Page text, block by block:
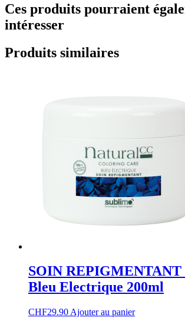
Ces produits pourraient
intéresser
Produits similaires
SOIN
Bleu Electrique 200ml
CHF29.90 Ajouter au panier